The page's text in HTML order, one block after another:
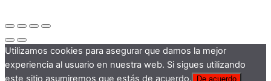
Utilizamos cookies para asegurar que damos la mejor
experiencia al usuario en nuestra web. Si sigues utilizando
este sitio asumiremos que estás de acuerdo.
De acuerdo